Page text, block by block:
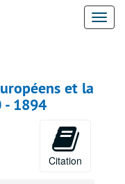
et la
- 1894
Citation